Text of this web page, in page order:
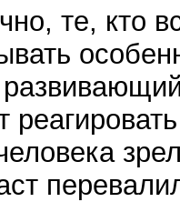
те, кто